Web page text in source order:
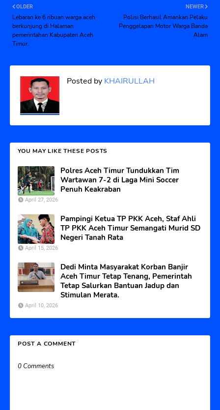
NEWER
Polisi Berhasil Amankan Pelaku
Penggelapan Motor Warga Banda
Alam
OLDER
Lebaran ke 6 ribuan warga aceh
berkunjung di Halaman
pemerintahan Kabupaten Aceh
Timur.
Posted by KHAIRULLAH
YOU MAY LIKE THESE POSTS
Polres Aceh Timur Tundukkan Tim
Wartawan 7-2 di Laga Mini Soccer
Penuh Keakraban
April 27, 2026
Pampingi Ketua TP PKK Aceh, Staf Ahli
TP PKK Aceh Timur Semangati Murid SD
Negeri Tanah Rata
April 15, 2026
Dedi Minta Masyarakat Korban Banjir
Aceh Timur Tetap Tenang, Pemerintah
Tetap Salurkan Bantuan Jadup dan
Stimulan Merata.
April 10, 2026
POST A COMMENT
0 Comments